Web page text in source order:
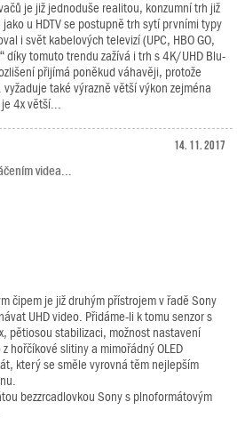
je již jednoduše realitou, konzumní trh již
u HDTV se postupně trh sytí prvními typy
i svět kabelových televizí (UPC, HBO GO,
tomuto trendu zažívá i trh s 4K/UHD Blu-
přijímá poněkud váhavěji, protože
také výrazně větší výkon zejména
4x větší...
14. 11. 2017
videa...
čipem je již druhým přístrojem v řadě Sony
UHD video. Přidáme-li k tomu senzor s
pětiosou stabilizaci, možnost nastavení
hořčíkové slitiny a mimořádný OLED
který se směle vyrovná těm nejlepším
bezzrcadlovkou Sony s plnoformátovým